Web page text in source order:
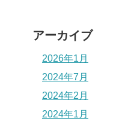
アーカイブ
2026年1月
2024年7月
2024年2月
2024年1月